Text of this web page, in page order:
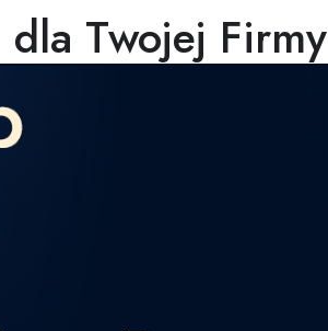
Twojej Firmy